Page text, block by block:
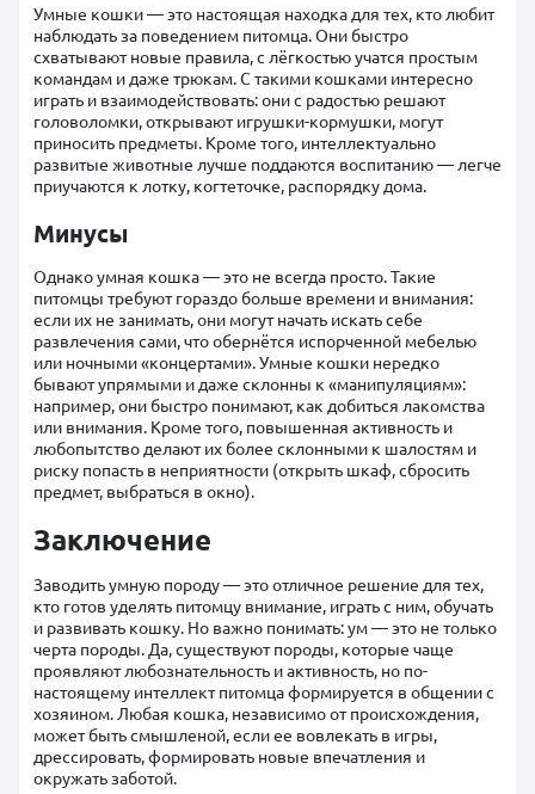
Умные кошки — это настоящая находка для тех, кто любит
наблюдать за поведением питомца. Они быстро
схватывают новые правила, с лёгкостью учатся простым
командам и даже трюкам. С такими кошками интересно
играть и взаимодействовать: они с радостью решают
головоломки, открывают игрушки-кормушки, могут
приносить предметы. Кроме того, интеллектуально
развитые животные лучше поддаются воспитанию — легче
приучаются к лотку, когтеточке, распорядку дома.
Минусы
Однако умная кошка — это не всегда просто. Такие
питомцы требуют гораздо больше времени и внимания:
если их не занимать, они могут начать искать себе
развлечения сами, что обернётся испорченной мебелью
или ночными «концертами». Умные кошки нередко
бывают упрямыми и даже склонны к «манипуляциям»:
например, они быстро понимают, как добиться лакомства
или внимания. Кроме того, повышенная активность и
любопытство делают их более склонными к шалостям и
риску попасть в неприятности (открыть шкаф, сбросить
предмет, выбраться в окно).
Заключение
Заводить умную породу — это отличное решение для тех,
кто готов уделять питомцу внимание, играть с ним, обучать
и развивать кошку. Но важно понимать: ум — это не только
черта породы. Да, существуют породы, которые чаще
проявляют любознательность и активность, но по-
настоящему интеллект питомца формируется в общении с
хозяином. Любая кошка, независимо от происхождения,
может быть смышленой, если ее вовлекать в игры,
дрессировать, формировать новые впечатления и
окружать заботой.